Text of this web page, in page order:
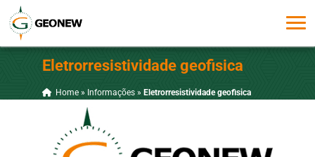
Eletrorresistividade geofisica
Home» Informações » Eletrorresistividade geofisica